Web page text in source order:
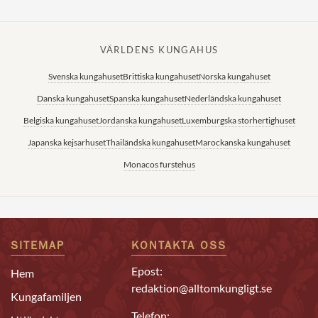
VÄRLDENS KUNGAHUS
Svenska kungahusetBrittiska kungahusetNorska kungahuset
Danska kungahusetSpanska kungahusetNederländska kungahuset
Belgiska kungahusetJordanska kungahusetLuxemburgska storhertighuset
Japanska kejsarhusetThailändska kungahusetMarockanska kungahuset
Monacos furstehus
SITEMAP
Hem
Kungafamiljen
KONTAKTA OSS
Epost:
redaktion@alltomkungligt.se